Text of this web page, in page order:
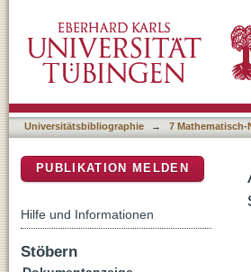
standing wave technique
Universitätsbibliographie → 7
PUBLIKATION MELDEN
Hilfe und Informationen
Stöbern